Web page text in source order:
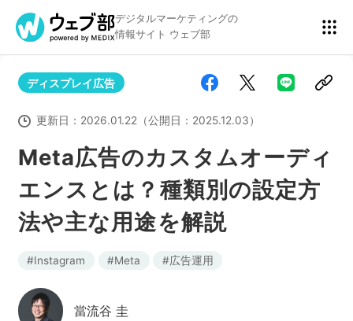
デジタルマーケティングの
情報サイト ウェブ部
リスティング広告 BtoBマーケティング
アクセス解析 ディスプレイ広告
アドテクノロジー 広告クリエイティブ
Meta広告のカスタムオーディ
エンスとは？種類別の設定方
法や主な用途を解説
ディスプレイ広告
更新日： 2026.01.22（公開日： 2025.12.03）
Instagram Meta 広告運用
當流谷 圭